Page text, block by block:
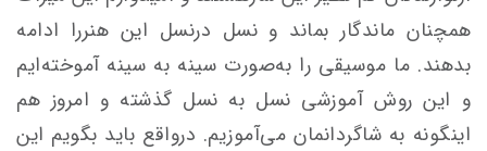
همچنان ماندگار بماند و نسل درنسل این هنررا ادامه
بدهند. ما موسیقی را به‌صورت سینه به سینه آموخته‌ایم
و این روش آموزشی نسل به نسل گذشته و امروز هم
اینگونه به شاگردانمان می‌آموزیم. درواقع باید بگویم این